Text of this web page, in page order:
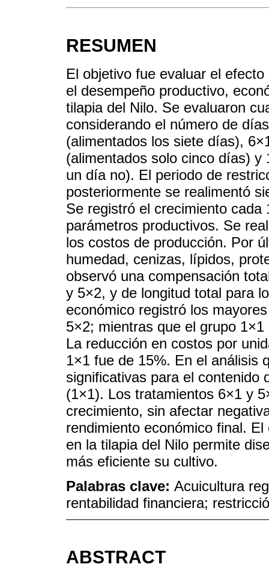
RESUMEN
El objetivo fue evaluar el
el desempeño productivo,
tilapia del Nilo. Se evaluaron
considerando el número de
(alimentados los siete días),
(alimentados solo cinco días)
un día no). El periodo de
posteriormente se realimentó
Se registró el crecimiento
parámetros productivos. Se
los costos de producción. Por
humedad, cenizas, lípidos,
observó una compensación
y 5×2, y de longitud total para
económico registró los
5×2; mientras que el grupo
La reducción en costos por
1×1 fue de 15%. En el análisis
significativas para el contenido
(1×1). Los tratamientos 6×1 y
crecimiento, sin afectar
rendimiento económico final.
en la tilapia del Nilo permite
más eficiente su cultivo.
Palabras clave: Acuicultura
rentabilidad financiera;
ABSTRACT